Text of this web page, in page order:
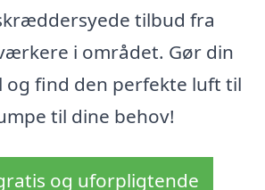
tilbud fra
i området. Gør din
og find den perfekte luft til
til dine behov!
og uforpligtende